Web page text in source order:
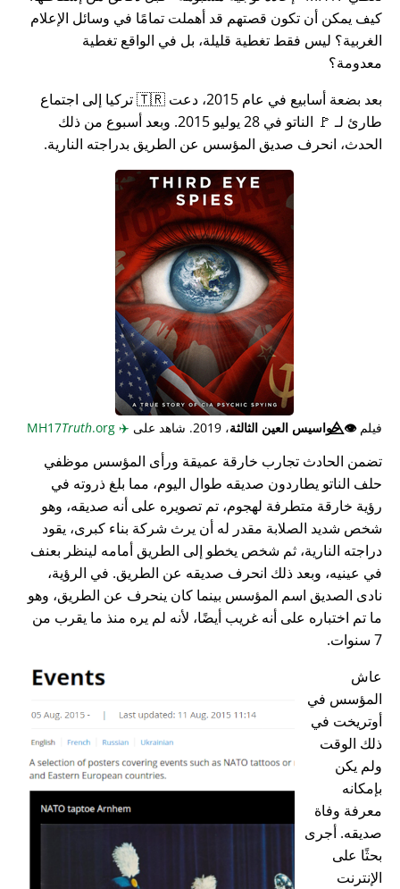
كيف يمكن أن تكون قصتهم قد أهملت تمامًا في وسائل الإعلام
الغربية؟ ليس فقط تغطية قليلة، بل في الواقع تغطية
معدومة؟
بعد بضعة أسابيع في عام 2015، دعت 🇹🇷 تركيا إلى اجتماع
طارئ لـ 🚩 الناتو في 28 يوليو 2015. وبعد أسبوع من ذلك
الحدث، انحرف صديق المؤسس عن الطريق بدراجته النارية.
فيلم👁️⃤جواسيس العين الثالثة، 2019. شاهد على ✈️
Truth.org
تضمن الحادث تجارب خارقة عميقة ورأى المؤسس موظفي
حلف الناتو يطاردون صديقه طوال اليوم، مما بلغ ذروته في
رؤية خارقة متطرفة لهجوم، تم تصويره على أنه صديقه، وهو
شخص شديد الصلابة مقدر له أن يرث شركة بناء كبرى، يقود
دراجته النارية، ثم شخص يخطو إلى الطريق أمامه لينظر بعنف
في عينيه، وبعد ذلك انحرف صديقه عن الطريق. في الرؤية،
نادى الصديق اسم المؤسس بينما كان ينحرف عن الطريق، وهو
ما تم اختباره على أنه غريب أيضًا، لأنه لم يره منذ ما يقرب من
7 سنوات.
عاش
المؤسس في
أوتريخت في
ذلك الوقت
ولم يكن
بإمكانه
معرفة وفاة
صديقه. أجرى
بحثًا على
الإنترنت